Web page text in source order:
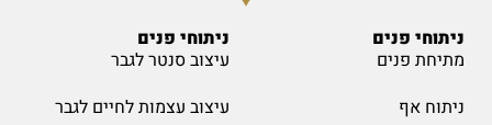
ניתוחי פנים
מתיחת פנים
ניתוח אף
ניתוחי פנים
עיצוב סנטר לגבר
עיצוב עצמות לחיים לגבר